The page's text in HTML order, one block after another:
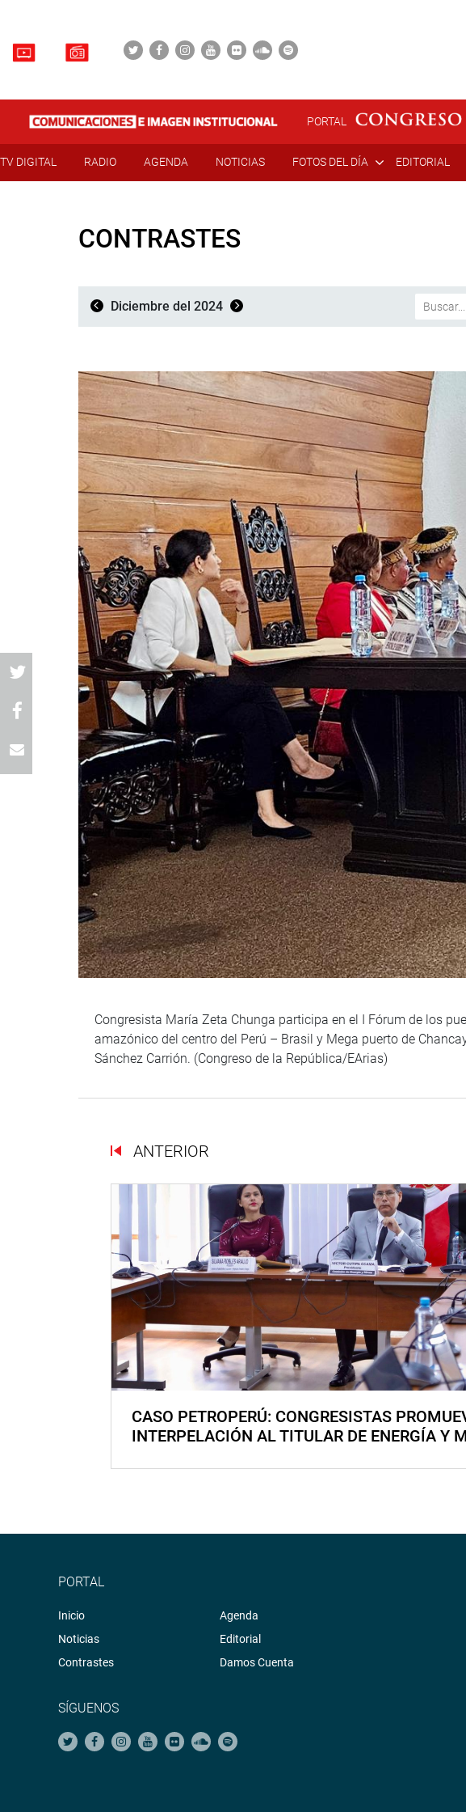
PORTAL
TV DIGITAL RADIO AGENDA NOTICIAS FOTOS DEL DÍA EDITORIAL
CONTRASTES
Diciembre del 2024
Congresista María Zeta Chunga participa en el I Fórum de los
amazónico del centro del Perú – Brasil y Mega puerto de
Sánchez Carrión. (Congreso de la República/EArias)
ANTERIOR
CASO PETROPERÚ: CONGRESISTAS
INTERPELACIÓN AL TITULAR DE ENERGÍA Y
PORTAL
Inicio
Noticias
Contrastes
Agenda
Editorial
Damos Cuenta
SÍGUENOS